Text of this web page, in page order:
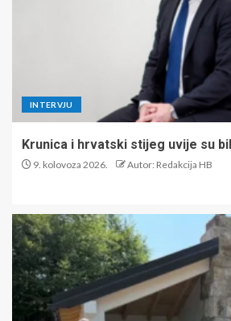
INTERVJU
Krunica i hrvatski stijeg uvije su
9. kolovoza 2026. Autor: Redakcija HB